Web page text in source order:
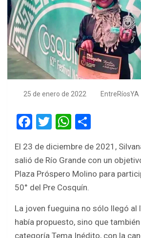
25 de enero de 2022 EntreRíosYA
F
ce
b
o
k
T
tt
er
W
at
s
A
p
ar
e
El 23 de diciembre de 2021,
salió de Río Grande con un
Plaza Próspero Molino para
50° del Pre Cosquín.
La joven fueguina no sólo llegó al
había propuesto, sino que
categoría Tema Inédito, con la